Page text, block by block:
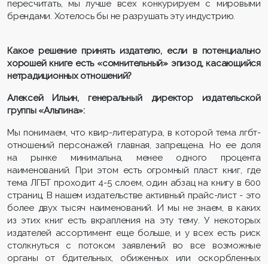
пересчитать, мы лучше всех конкурируем с мировыми
брендами. Хотелось бы не разрушать эту индустрию.
Какое решение принять издателю, если в потенциально
хорошей книге есть «сомнительный» эпизод, касающийся
нетрадиционных отношений?
Алексей Ильин, генеральный директор издательской
группы «Альпина»:
Мы понимаем, что квир-литература, в которой тема лгбт-
отношений персонажей главная, запрещена. Но ее доля
на рынке минимальна, менее одного процента
наименований. При этом есть огромный пласт книг, где
тема ЛГБТ проходит 4-5 слоем, один абзац на книгу в 600
страниц. В нашем издательстве активный прайс-лист - это
более двух тысяч наименований. И мы не знаем, в каких
из этих книг есть вкрапления на эту тему. У некоторых
издателей ассортимент еще больше, и у всех есть риск
столкнуться с потоком заявлений во все возможные
органы от бдительных, обиженных или оскорбленных